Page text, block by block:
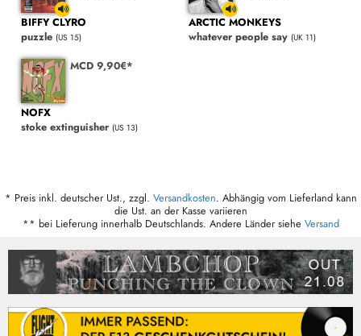
BIFFY CLYRO
puzzle (US 15)
ARCTIC MONKEYS
whatever people say (UK 11)
MCD 9,90€*
NOFX
stoke extinguisher (US 13)
* Preis inkl. deutscher Ust., zzgl. Versandkosten. Abhängig vom Lieferland kann
die Ust. an der Kasse variieren
** bei Lieferung innerhalb Deutschlands. Andere Länder siehe Versand